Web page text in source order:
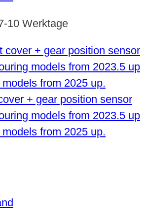
10 Werktage
+ gear position sensor
models from 2023.5 up
from 2025 up.